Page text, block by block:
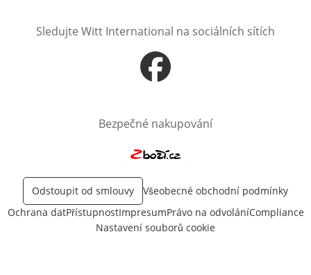
Sledujte Witt International na sociálních sítích
Otevře v novém okně
Bezpečné nakupování
Odstoupit od smlouvy
Všeobecné obchodní podmínky
Ochrana datPřístupnostImpresumPrávo na odvoláníCompliance
Nastavení souborů cookie